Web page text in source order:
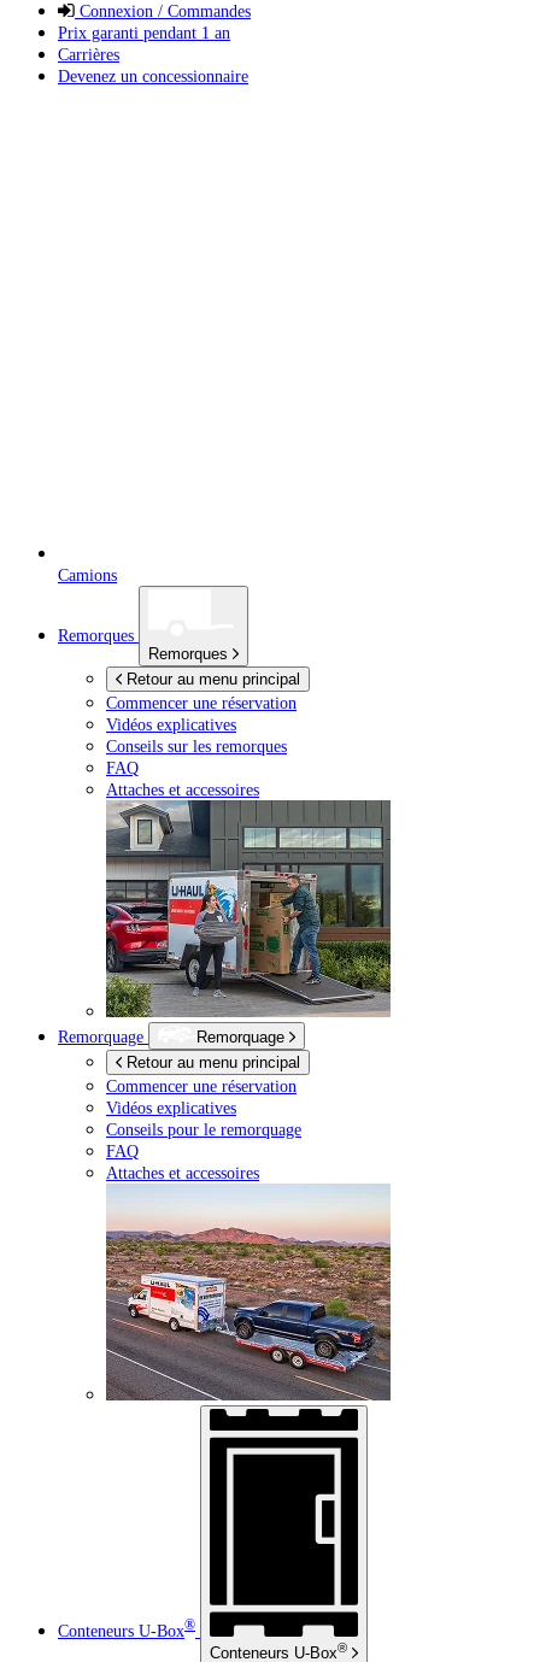
Connexion / Commandes
Prix garanti pendant 1 an
Carrières
Devenez un concessionnaire
Camions
Remorques
Remorques
Retour au menu principal
Commencer une réservation
Vidéos explicatives
Conseils sur les remorques
FAQ
Attaches et accessoires
Remorquage
Remorquage
Retour au menu principal
Commencer une réservation
Vidéos explicatives
Conseils pour le remorquage
FAQ
Attaches et accessoires
Conteneurs U-Box®
Conteneurs U-Box®